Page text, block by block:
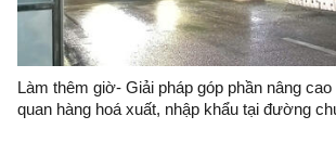
Làm thêm giờ- Giải pháp góp phần nâng
quan hàng hoá xuất, nhập khẩu tại đường